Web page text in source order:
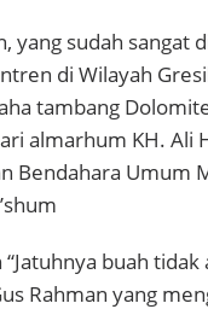
yang sudah sangat
di Wilayah
tambang
almarhum KH. Ali
Bendahara Umum
buah
Rahman yang